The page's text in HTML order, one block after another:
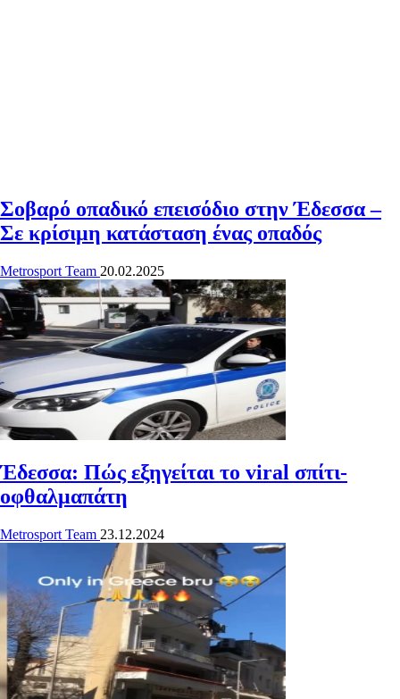
Σοβαρό οπαδικό επεισόδιο στην Έδεσσα –
Σε κρίσιμη κατάσταση ένας οπαδός
Metrosport Team 20.02.2025
Έδεσσα: Πώς εξηγείται το viral σπίτι-
οφθαλμαπάτη
Metrosport Team 23.12.2024